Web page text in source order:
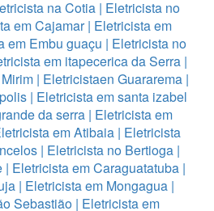
na Cotia| Eletricista no
em Cajamar| Eletricista em
em Embu guaçu | Eletricista no
em itapecerica da Serra|
| Eletricistaen Guararema|
| Eletricista em santa izabel
da serra | Eletricista em
em Atibaia | Eletricista
| Eletricista no Bertioga|
| Eletricista em Caraguatatuba |
| Eletricista em Mongagua|
Sebastião| Eletricista em